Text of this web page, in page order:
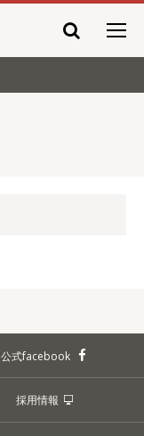
公式facebook
採用情報